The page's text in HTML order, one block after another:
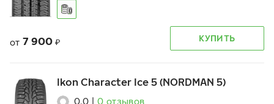
от 7 900 ₽ КУПИТЬ
Ikon Character Ice 5 (NORDMAN 5)
0.0 0 отзывов